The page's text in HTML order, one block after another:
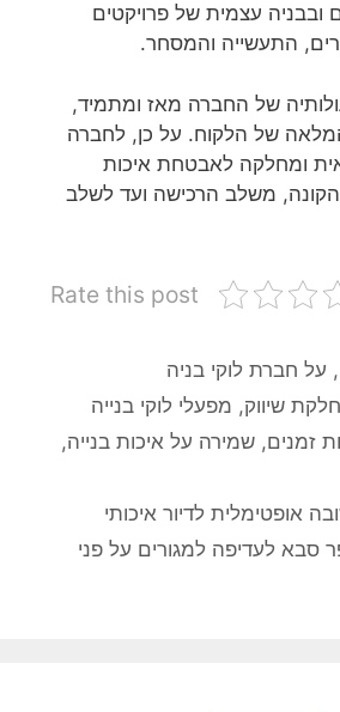
ובבניה עצמית של פרויקטים
התעשייה והמסחר.
של החברה מאז ומתמיד,
המלאה של הלקוח. על כן, לחברה
ומחלקה לאבטחת איכות
משלב הרכישה ועד לשלב
Rate this post
, על חברת לוקי בניה
שיווק, מפעלי לוקי בנייה
זמנים, שמירה על איכות בנייה,
אופטימלית לדיור איכותי
סבא לעדיפה למגורים על פני